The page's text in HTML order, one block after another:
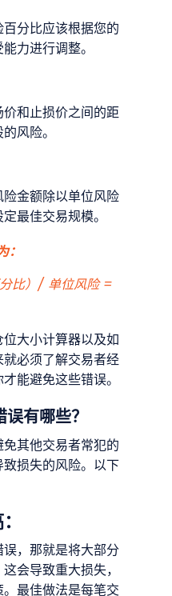
分比应该根据您的
力进行调整。
和止损价之间的距
风险。
金额除以单位风险
最佳交易规模。
比）/ 单位风险 =
大小计算器以及如
必须了解交易者经
能避免这些错误。
有哪些？
其他交易者常犯的
损失的风险。以下
，那就是将大部分
会导致重大损失，
最佳做法是每笔交